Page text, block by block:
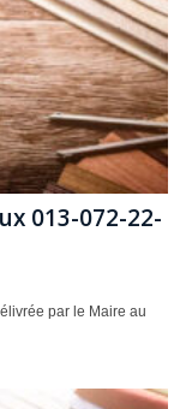
013-072-22-
par le Maire au